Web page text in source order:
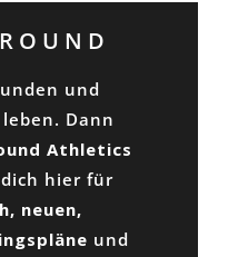
und
Dann
Athletics
dich hier für
neuen,
und